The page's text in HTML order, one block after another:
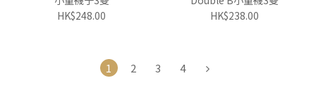
HK$248.00
HK$238.00
1 2 3 4